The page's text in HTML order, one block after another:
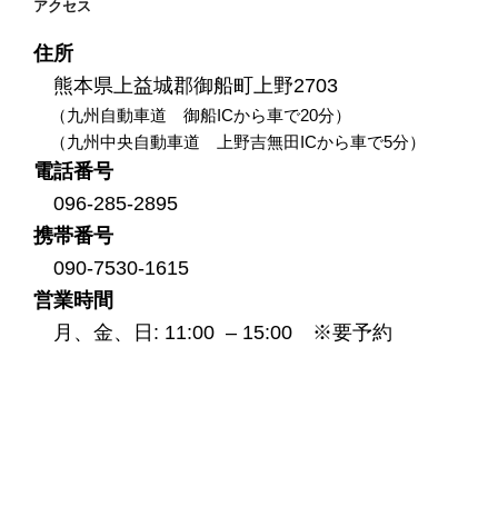
アクセス
住所
熊本県上益城郡御船町上野2703
（九州自動車道 御船ICから車で20分）
（九州中央自動車道 上野吉無田ICから車で5分）
電話番号
096-285-2895
携帯番号
090-7530-1615
営業時間
月、金、日: 11:00 – 15:00 ※要予約